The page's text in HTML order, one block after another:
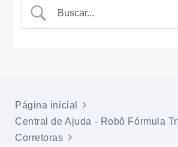
Página inicial
Central de Ajuda - Robô Fórmula
Corretoras